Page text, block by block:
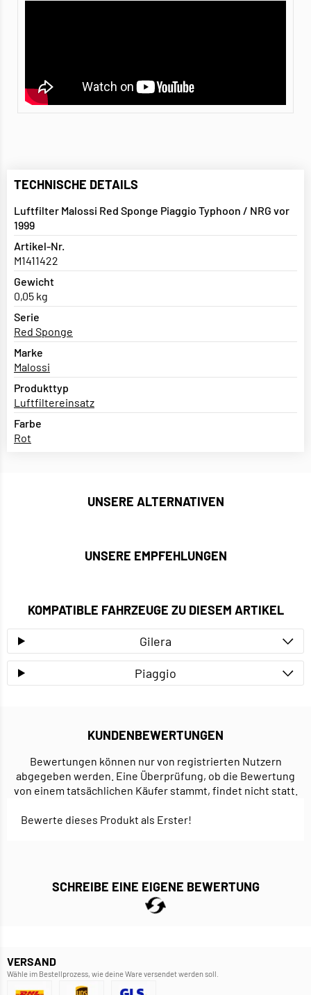
TECHNISCHE DETAILS
Luftfilter Malossi Red Sponge Piaggio Typhoon / NRG vor
1999
Artikel-Nr.
M1411422
Gewicht
0,05 kg
Serie
Red Sponge
Marke
Malossi
Produkttyp
Luftfiltereinsatz
Farbe
Rot
UNSERE ALTERNATIVEN
UNSERE EMPFEHLUNGEN
KOMPATIBLE FAHRZEUGE ZU DIESEM ARTIKEL
Gilera
Piaggio
KUNDENBEWERTUNGEN
Bewertungen können nur von registrierten Nutzern
abgegeben werden. Eine Überprüfung, ob die Bewertung
von einem tatsächlichen Käufer stammt, findet nicht statt.
Bewerte dieses Produkt als Erster!
SCHREIBE EINE EIGENE BEWERTUNG
VERSAND
Wähle im Bestellprozess, wie deine Ware versendet werden soll.